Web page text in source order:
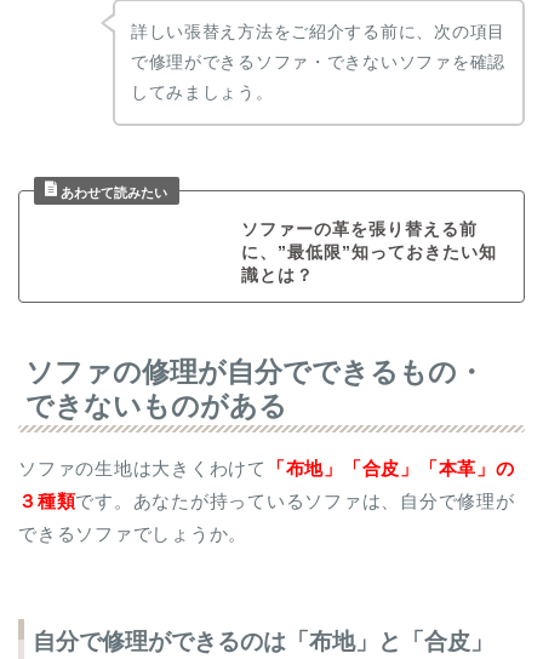
詳しい張替え方法をご紹介する前に、次の項目
で修理ができるソファ・できないソファを確認
してみましょう。
ソファーの革を張り替える前
に、”最低限”知っておきたい知
識とは？
ソファの修理が自分でできるもの・
できないものがある
ソファの生地は大きくわけて
「布地」「合皮」「本革」の
３種類です。あなたが持っているソファは、自分で修理が
できるソファでしょうか。
自分で修理ができるのは「布地」と「合皮」